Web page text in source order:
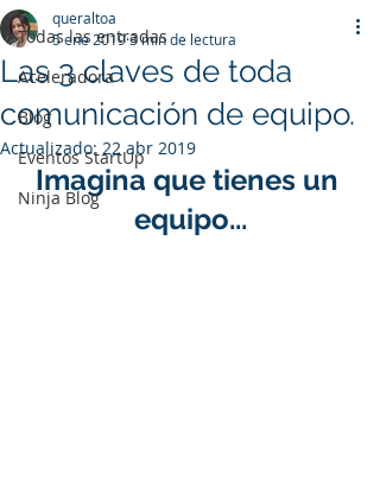
Todas las entradas
Aceleradora
Blog
Eventos StartUp
Ninja Blog
Las 3 claves de toda
comunicación de equipo.
queraltoa
5 ene 20193 min de lectura
Actualizado: 22 abr 2019
Imagina que tienes un
equipo...